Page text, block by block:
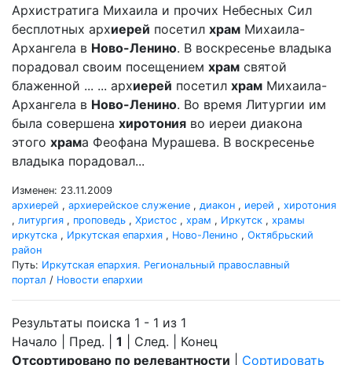
Архистратига Михаила и прочих Небесных Сил
бесплотных архиерей посетил храм Михаила-
Архангела в Ново-Ленино. В воскресенье владыка
порадовал своим посещением храм святой
блаженной ... ... архиерей посетил храм Михаила-
Архангела в Ново-Ленино. Во время Литургии им
была совершена хиротония во иереи диакона
этого храма Феофана Мурашева. В воскресенье
владыка порадовал...
Изменен: 23.11.2009
архиерей , архиерейское служение , диакон , иерей , хиротония
, литургия , проповедь , Христос , храм , Иркутск , храмы
иркутска , Иркутская епархия , Ново-Ленино , Октябрьский
район
Путь: Иркутская епархия. Региональный православный
портал / Новости епархии
Результаты поиска 1 - 1 из 1
Начало | Пред. | 1 | След. | Конец
Отсортировано по релевантности
Сортировать